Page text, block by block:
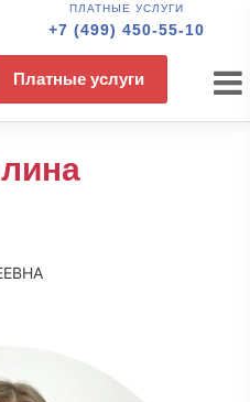
ПЛАТНЫЕ УСЛУГИ
+7 (499) 450-55-10
Платные услуги